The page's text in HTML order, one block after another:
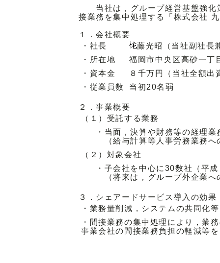
当社は，グループ経営基盤強化
接業務を集中処理する「株式会社
１．会社概要
・社長
藤光昭（当社副社長
・所在地
福岡市中央区高砂一丁
・資本金
８千万円（当社全額出
・従業員数
当初20名弱
２．事業概要
（１）受託する業務
・当面，決算や財務等の経理業
（給与計算等人事労務業務へ
（２）対象会社
・子会社を中心に30数社（平
（将来は，グループ外企業へ
３．シェアードサービス導入の効果
・業務量削減，システムの共同化
・間接業務の集中処理により，業
事業会社の間接業務負担の軽減等